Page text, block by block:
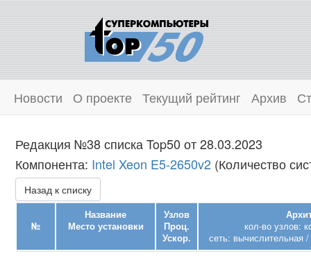
Новости О проекте Текущий рейтинг Архив
Редакция №38 списка Top50 от 28.03.2023
Компонента: Intel Xeon E5-2650v2 (Количество
Назад к списку
№
Название
Место установки
Узлов
Проц.
Ускор.
кол-во узлов:
сеть: вычислительная